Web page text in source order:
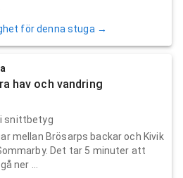
för denna stuga →
hav och vandring
snittbetyg
mellan Brösarps backar och Kivik
Det tar 5 minuter att
ner ...